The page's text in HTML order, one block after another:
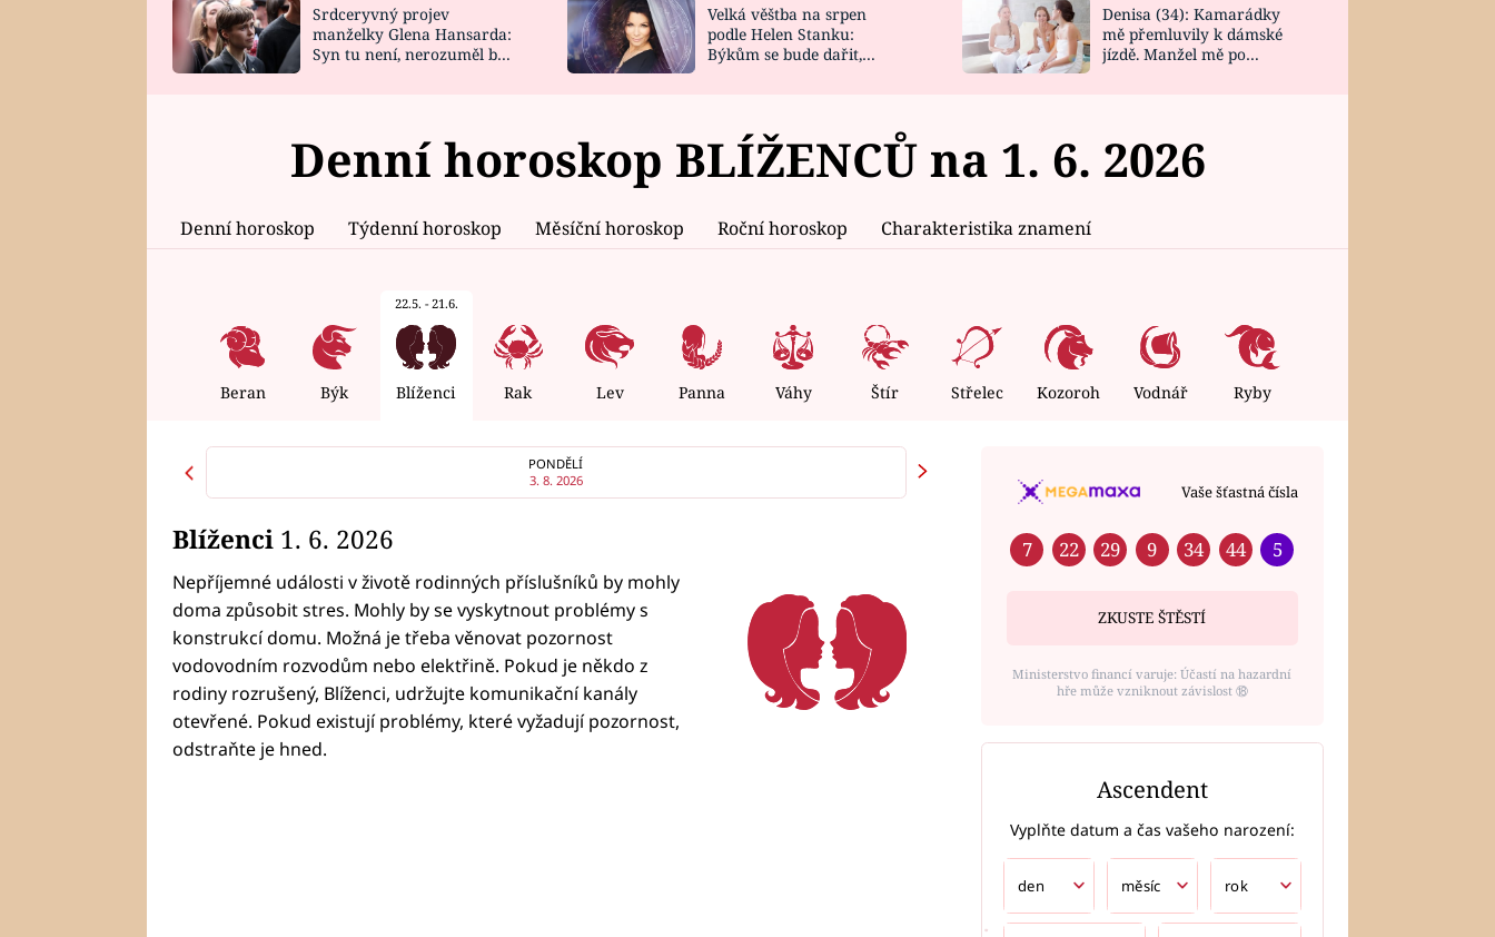
HOROSKOP NA
CELEBRITY
VAŘENÍ
NOVINKY
VIDEORECEPTY
DESIGN
Srdceryvný projev
manželky Glena Hansarda:
Syn tu není, nerozuměl by
Velká věštba na srpen
podle Helen Stanku:
Býkům se bude dařit,
Denisa (34): Kamarádky
mě přemluvily k dámské
jízdě. Manžel mě po
Denní horoskop BLÍŽENCŮ na 1. 6. 2026
Denní horoskop Týdenní horoskop Měsíční horoskop Roční horoskop Charakteristika znamení
Beran Býk
22.5. - 21.6.
Blíženci Rak Lev Panna Váhy Štír Střelec Kozoroh Vodnář Ryby
PONDĚLÍ
3. 8. 2026
Blíženci 1. 6. 2026
Nepříjemné události v životě rodinných příslušníků by mohly
doma způsobit stres. Mohly by se vyskytnout problémy s
konstrukcí domu. Možná je třeba věnovat pozornost
vodovodním rozvodům nebo elektřině. Pokud je někdo z
rodiny rozrušený, Blíženci, udržujte komunikační kanály
otevřené. Pokud existují problémy, které vyžadují pozornost,
odstraňte je hned.
Vaše šťastná čísla
7 22 29 9 34 44 5
ZKUSTE ŠTĚSTÍ
Ministerstvo financí varuje: Účastí na hazardní
hře může vzniknout závislost ⑱
Ascendent
Vyplňte datum a čas vašeho narození: